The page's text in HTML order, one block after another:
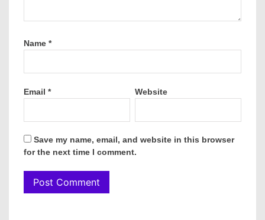
Name *
Email * Website
Save my name, email, and website in this browser
for the next time I comment.